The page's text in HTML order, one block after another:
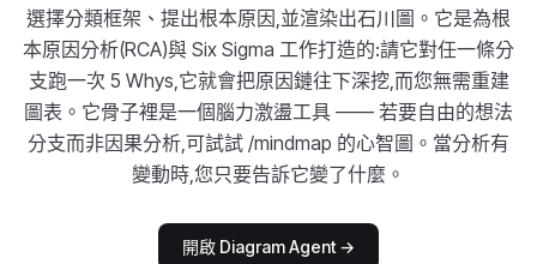
選擇分類框架、提出根本原因,並渲染出石川圖。它是為根
本原因分析(RCA)與 Six Sigma 工作打造的:請它對任一條分
支跑一次 5 Whys,它就會把原因鏈往下深挖,而您無需重建
圖表。它骨子裡是一個腦力激盪工具 —— 若要自由的想法
分支而非因果分析,可試試 /mindmap 的心智圖。當分析有
變動時,您只要告訴它變了什麼。
開啟 Diagram Agent →